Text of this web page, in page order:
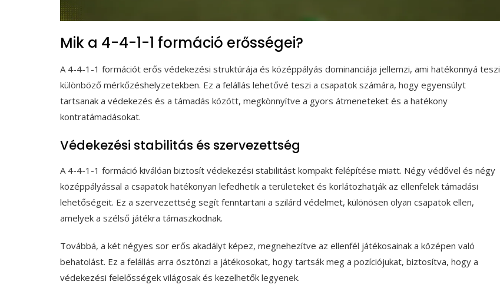
Mik a 4-4-1-1 formáció erősségei?
A 4-4-1-1 formációt erős védekezési struktúrája és középpályás dominanciája jellemzi, ami hatékonnyá teszi
különböző mérkőzéshelyzetekben. Ez a felállás lehetővé teszi a csapatok számára, hogy egyensúlyt
tartsanak a védekezés és a támadás között, megkönnyítve a gyors átmeneteket és a hatékony
kontratámadásokat.
Védekezési stabilitás és szervezettség
A 4-4-1-1 formáció kiválóan biztosít védekezési stabilitást kompakt felépítése miatt. Négy védővel és négy
középpályással a csapatok hatékonyan lefedhetik a területeket és korlátozhatják az ellenfelek támadási
lehetőségeit. Ez a szervezettség segít fenntartani a szilárd védelmet, különösen olyan csapatok ellen,
amelyek a szélső játékra támaszkodnak.
Továbbá, a két négyes sor erős akadályt képez, megnehezítve az ellenfél játékosainak a középen való
behatolást. Ez a felállás arra ösztönzi a játékosokat, hogy tartsák meg a pozíciójukat, biztosítva, hogy a
védekezési felelősségek világosak és kezelhetők legyenek.